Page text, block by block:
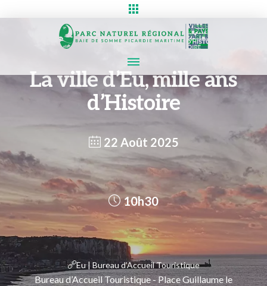
La ville d’Eu, mille ans
d’Histoire
22 Août 2025
10h30
Eu | Bureau d’Accueil Touristique
Bureau d’Accueil Touristique - Place Guillaume le